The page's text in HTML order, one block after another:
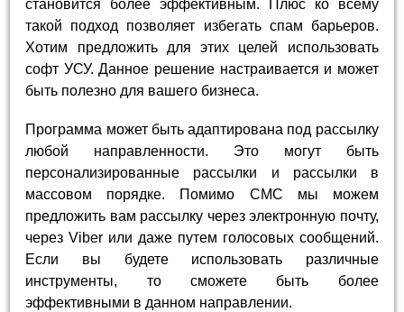
становится более эффективным. Плюс ко всему
такой подход позволяет избегать спам барьеров.
Хотим предложить для этих целей использовать
софт УСУ. Данное решение настраивается и может
быть полезно для вашего бизнеса.
Программа может быть адаптирована под рассылку
любой направленности. Это могут быть
персонализированные рассылки и рассылки в
массовом порядке. Помимо СМС мы можем
предложить вам рассылку через электронную почту,
через Viber или даже путем голосовых сообщений.
Если вы будете использовать различные
инструменты, то сможете быть более
эффективными в данном направлении.